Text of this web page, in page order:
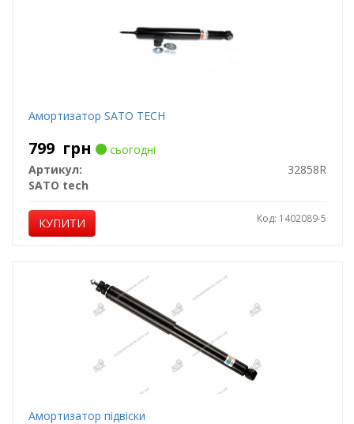
Амортизатор SATO TECH
799 грн
сьогодні
Артикул:
32858R
SATO tech
КУПИТИ Код: 1402089-5
Амортизатор підвіски